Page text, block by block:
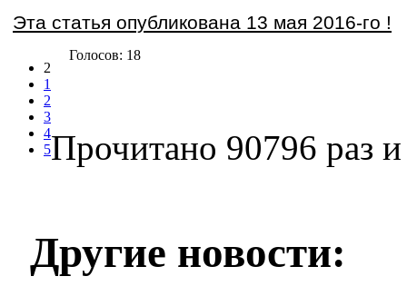
Эта статья опубликована 13 мая 2016-го !
2
1
2
3
4
5
Голосов: 18
Прочитано 90796 раз
Другие новости: